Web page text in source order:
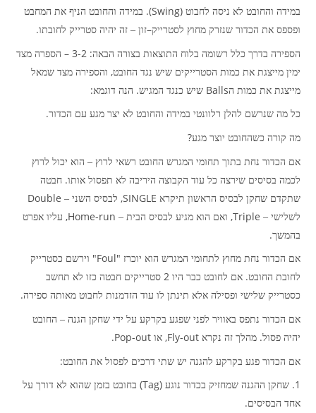
במידה והחובט לא ניסה לחבוט(Swing).
במידה והחובט הניף את המחבט
ופספס את הכדור שנזרק מחוץ לסטרייק–זון – זה יהיה סטרייק לחובתו.
הספירה בדרך כלל רשומה בלוח התוצאות בצורה הבאה: 3-2 –
הספרה מצד
ימין מייצגת את כמות הסטרייקים שיש נגד החובט, והספירה מצד שמאל
מייצגת את כמות הBalls שיש כנגד המגיש. הנה דוגמא:
כל מה שנרשם להלן רלוונטי במידה והחובט לא יצר מגע עם הכדור.
מה קורה כשהחובט יוצר מגע?
אם הכדור נחת בתוך תחומי המגרש החובט רשאי לרוץ – הוא יכול לרוץ
לכמה בסיסים שירצה כל עוד הקבוצה היריבה לא תפסול אותו.חבטה
שתקדם שחקן לבסיס הראשון תיקרא SINGLE, לבסיס השני – Double
לשלישי – Triple, ואם הוא מגיע לבסיס הבית – Home-run, עליו אפרט
בהמשך.
אם הכדור נחת מחוץ לתחומי המגרש הוא יוכרז "Foul"
וירשם כסטרייק
לחובת החובט.אם לחובט כבר היו2 סטרייקים חבטה כזו לא תחשב
כסטרייק שלישי ופסילה אלא תינתן לו עוד הזדמנות לחבוט מאותה ספירה.
אם הכדור נתפס באוויר לפני שפגע בקרקע על ידי שחקן הגנה – החובט
יהיה פסול.מהלך זה נקראFly-out, אוPop-out.
אם הכדור פגע בקרקע להגנה יש שתי דרכים לפסול את החובט:
1.
שחקן ההגנה שמחזיק בכדור נוגע(Tag)
בחובט בזמן שהוא לא דורך על
אחד הבסיסים.